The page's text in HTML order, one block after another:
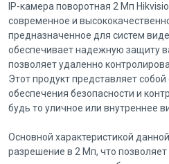
IP-камера поворотная 2 Мп
современное и
предназначенное для систем
обеспечивает надежную защиту
позволяет удаленно
Этот продукт представляет
обеспечения безопасности и
будь то уличное или внутреннее
Основной характеристикой
разрешение в 2 Мп, что позволяет